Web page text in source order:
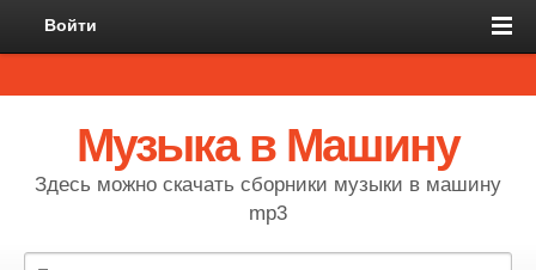
Войти
Музыка в Машину
Здесь можно скачать сборники музыки в машину
mp3